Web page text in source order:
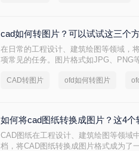
cad如何转图片？可以试试这三个方
在日常的工程设计、建筑绘图等领域，
项常见的任务。图片格式如JPG、PNG
CAD转图片 ofd如何转图片
如何将cad图纸转换成图片？这4个
CAD图纸在工程设计、建筑绘图等领域
档，将CAD图纸转换成图片格式成为了